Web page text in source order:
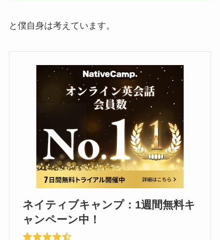
と僕自身は考えています。
ネイティブキャンプ：1週間無料キ
ャンペーン中！